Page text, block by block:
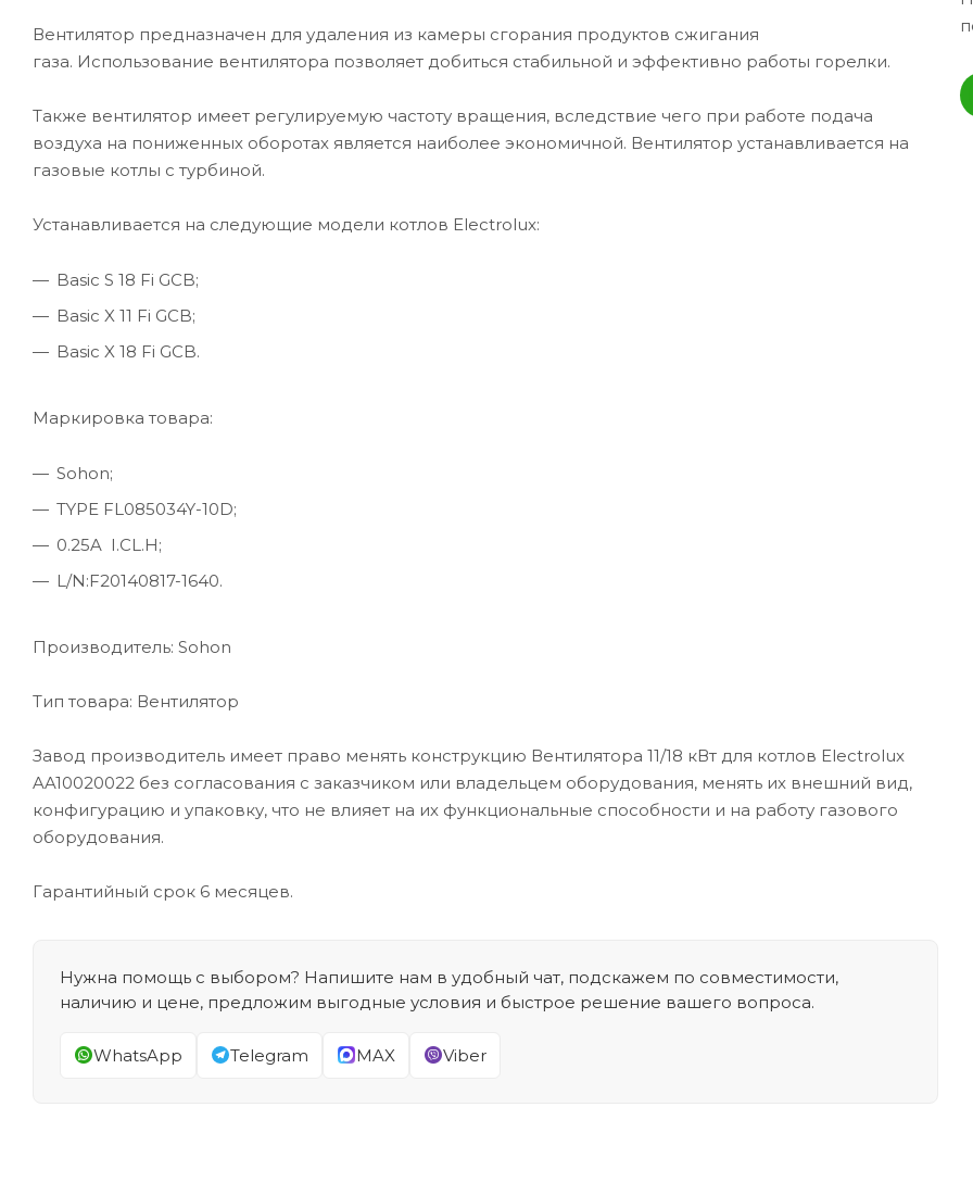
Вентилятор предназначен для удаления из камеры сгорания продуктов сжигания
газа. Использование вентилятора позволяет добиться стабильной и эффективно работы горелки.
Также вентилятор имеет регулируемую частоту вращения, вследствие чего при работе подача
воздуха на пониженных оборотах является наиболее экономичной. Вентилятор устанавливается на
газовые котлы с турбиной.
Устанавливается на следующие модели котлов Electrolux:
Basic S 18 Fi GCB;
Basic X 11 Fi GCB;
Basic X 18 Fi GCB.
Маркировка товара:
Sohon;
TYPE FL085034Y-10D;
0.25A I.CL.H;
L/N:F20140817-1640.
Производитель: Sohon
Тип товара: Вентилятор
Завод производитель имеет право менять конструкцию Вентилятора 11/18 кВт для котлов Electrolux
AA10020022 без согласования с заказчиком или владельцем оборудования, менять их внешний вид,
конфигурацию и упаковку, что не влияет на их функциональные способности и на работу газового
оборудования.
Гарантийный срок 6 месяцев.
Нужна помощь с выбором? Напишите нам в удобный чат, подскажем по совместимости,
наличию и цене, предложим выгодные условия и быстрое решение вашего вопроса.
WhatsApp Telegram MAX Viber